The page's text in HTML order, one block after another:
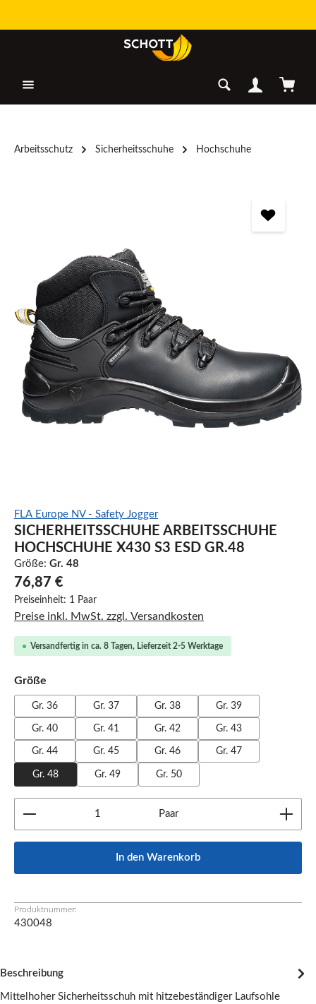
Arbeitsschutz Sicherheitsschuhe Hochschuhe
FLA Europe NV - Safety Jogger
SICHERHEITSSCHUHE ARBEITSSCHUHE
HOCHSCHUHE X430 S3 ESD GR.48
Größe: Gr. 48
76,87 €
Preiseinheit: 1 Paar
Preise inkl. MwSt. zzgl. Versandkosten
Versandfertig in ca. 8 Tagen, Lieferzeit 2-5 Werktage
Größe
Gr. 36 Gr. 37 Gr. 38 Gr. 39
Gr. 40 Gr. 41 Gr. 42 Gr. 43
Gr. 44 Gr. 45 Gr. 46 Gr. 47
Gr. 48 Gr. 49 Gr. 50
Produkt Anzahl: Gib den gewünschten Wert ein
Paar
In den Warenkorb
Produktnummer:
430048
Beschreibung
Mittelhoher Sicherheitsschuh mit hitzebeständiger Laufsohle